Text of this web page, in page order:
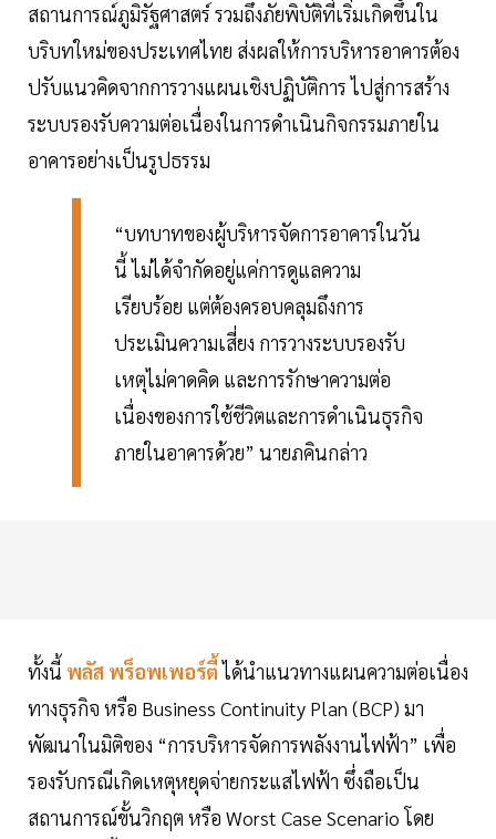
สถานการณ์ภูมิรัฐศาสตร์ รวมถึงภัยพิบัติที่เริ่มเกิดขึ้นใน
บริบทใหม่ของประเทศไทย ส่งผลให้การบริหารอาคารต้อง
ปรับแนวคิดจากการวางแผนเชิงปฏิบัติการ ไปสู่การสร้าง
ระบบรองรับความต่อเนื่องในการดำเนินกิจกรรมภายใน
อาคารอย่างเป็นรูปธรรม
“บทบาทของผู้บริหารจัดการอาคารในวัน
นี้ ไม่ได้จำกัดอยู่แค่การดูแลความ
เรียบร้อย แต่ต้องครอบคลุมถึงการ
ประเมินความเสี่ยง การวางระบบรองรับ
เหตุไม่คาดคิด และการรักษาความต่อ
เนื่องของการใช้ชีวิตและการดำเนินธุรกิจ
ภายในอาคารด้วย” นายภคินกล่าว
ทั้งนี้ พลัส พร็อพเพอร์ตี้ได้นำแนวทางแผนความต่อเนื่อง
ทางธุรกิจ หรือ Business Continuity Plan (BCP) มา
พัฒนาในมิติของ “การบริหารจัดการพลังงานไฟฟ้า” เพื่อ
รองรับกรณีเกิดเหตุหยุดจ่ายกระแสไฟฟ้า ซึ่งถือเป็น
สถานการณ์ขั้นวิกฤต หรือ Worst Case Scenario โดย